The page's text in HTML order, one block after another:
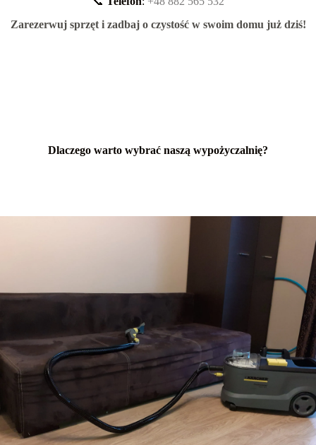
Zarezerwuj sprzęt i zadbaj o czystość w swoim domu już dziś!
Dlaczego warto wybrać naszą wypożyczalnię?